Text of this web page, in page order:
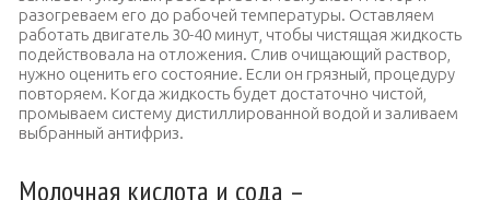
разогреваем его до рабочей температуры. Оставляем
работать двигатель 30-40 минут, чтобы чистящая жидкость
подействовала на отложения. Слив очищающий раствор,
нужно оценить его состояние. Если он грязный, процедуру
повторяем. Когда жидкость будет достаточно чистой,
промываем систему дистиллированной водой и заливаем
выбранный антифриз.
Молочная кислота и сода –